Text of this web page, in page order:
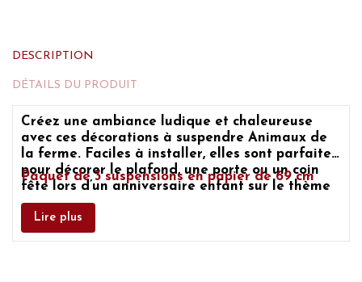
DESCRIPTION
DÉTAILS DU PRODUIT
Créez une ambiance ludique et chaleureuse
avec ces décorations à suspendre Animaux de
la ferme. Faciles à installer, elles sont parfaites
pour décorer le plafond, une porte ou un coin
fête lors d’un anniversaire enfant sur le thème
de la ferme.
Paquet de 3 suspensions en papier de 69 cm
Lire plus